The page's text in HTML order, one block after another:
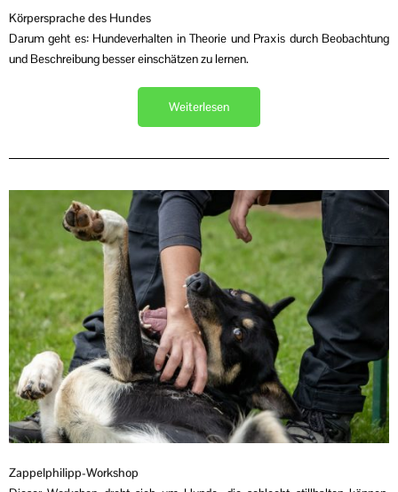
Körpersprache des Hundes
Darum geht es: Hundeverhalten in Theorie und Praxis durch Beobachtung
und Beschreibung besser einschätzen zu lernen.
Weiterlesen
Zappelphilipp-Workshop